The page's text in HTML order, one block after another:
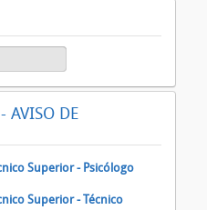
- AVISO DE
Superior - Psicólogo
Superior - Técnico